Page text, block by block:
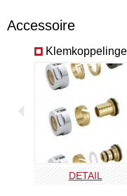
Brochure
Kraan afwerking
Kraan
Accessoire
DETAIL